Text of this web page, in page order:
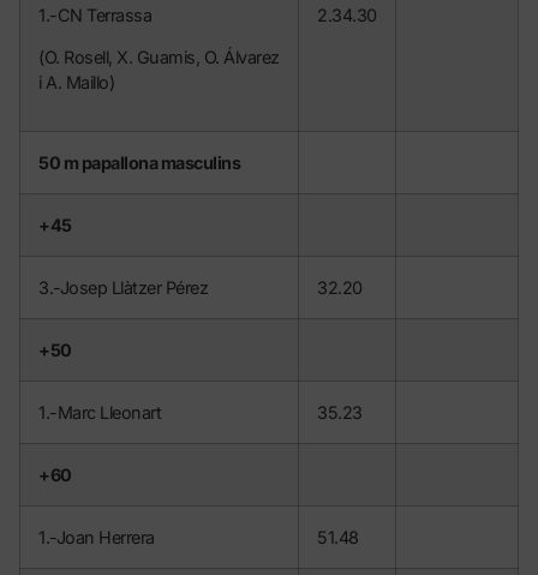
1.-CN Terrassa
(O. Rosell, X. Guamis, O. Álvarez
i A. Maillo)
2.34.30
50 m papallona masculins
+45
3.-Josep Llàtzer Pérez 32.20
+50
1.-Marc Lleonart 35.23
+60
1.-Joan Herrera 51.48